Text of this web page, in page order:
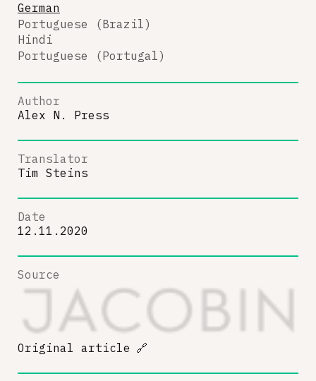
German
Portuguese (Brazil)
Hindi
Portuguese (Portugal)
Author
Alex N. Press
Translator
Tim Steins
Date
12.11.2020
Source
Original article 🔗